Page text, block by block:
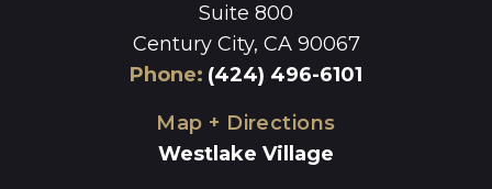
Suite 800
Century City, CA 90067
Phone: (424) 496-6101
Map + Directions
Westlake Village